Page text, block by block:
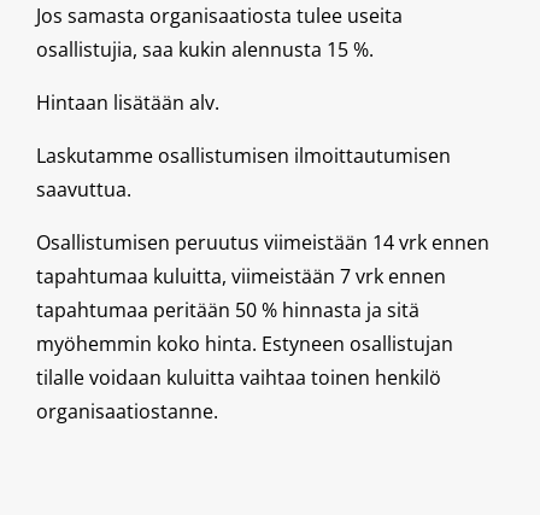
Jos samasta organisaatiosta tulee useita
osallistujia, saa kukin alennusta 15 %.
Hintaan lisätään alv.
Laskutamme osallistumisen ilmoittautumisen
saavuttua.
Osallistumisen peruutus viimeistään 14 vrk ennen
tapahtumaa kuluitta, viimeistään 7 vrk ennen
tapahtumaa peritään 50 % hinnasta ja sitä
myöhemmin koko hinta. Estyneen osallistujan
tilalle voidaan kuluitta vaihtaa toinen henkilö
organisaatiostanne.